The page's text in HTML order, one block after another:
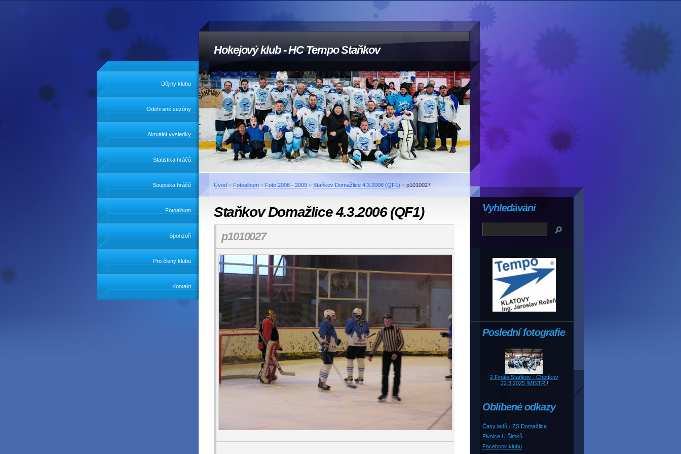
Hokejový klub - HC Tempo Staňkov
Dějiny klubu
Odehrané sezóny
Aktuální výsledky
Statistika hráčů
Soupiska hráčů
Fotoalbum
Sponzoři
Pro členy klubu
Kontakt
Úvod » Fotoalbum » Foto 2006 - 2009 » Staňkov Domažlice 4.3.2006 (QF1) » p1010027
Staňkov Domažlice 4.3.2006 (QF1)
p1010027
Poslední fotografie
2.Finále Staňkov - Chotíkov
22.3.2025 !MISTŘI!
Oblíbené odkazy
Časy ledů - ZS Domažlice
Pivnice U Šimků
Facebook klubu
Vyhledávání